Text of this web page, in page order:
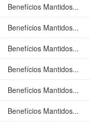
Benefícios Mantidos...
Benefícios Mantidos...
Benefícios Mantidos...
Benefícios Mantidos...
Benefícios Mantidos...
Benefícios Mantidos...